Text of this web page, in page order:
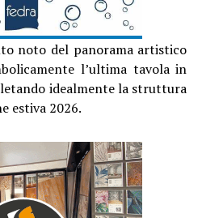
noto del panorama artistico
l’ultima tavola in
idealmente la struttura
estiva 2026.